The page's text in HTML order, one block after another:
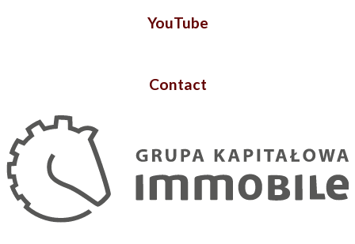
YouTube
Contact